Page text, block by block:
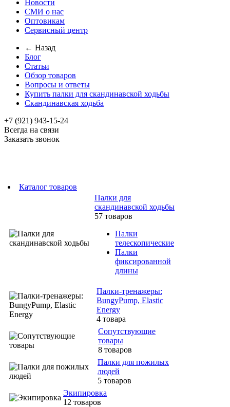
Новости
СМИ о нас
Оптовикам
Сервисный центр
← Назад
Блог
Статьи
Обзор товаров
Вопросы и ответы
Купить палки для скандинавской ходьбы
Скандинавская ходьба
+7 (921) 943-15-24
Всегда на связи
Заказать звонок
Каталог товаров
Палки для
скандинавской ходьбы
57 товаров
Палки
телескопические
Палки
фиксированной
длины
Палки-тренажеры:
BungyPump, Elastic
Energy
4 товара
Сопутствующие
товары
8 товаров
Палки для пожилых
людей
5 товаров
Экипировка
12 товаров